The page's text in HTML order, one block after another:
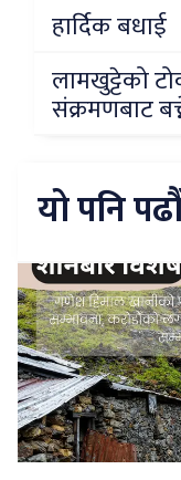
हार्दिक बधाई
लामखुट्टेको
संक्रमणबाट
यो पनि